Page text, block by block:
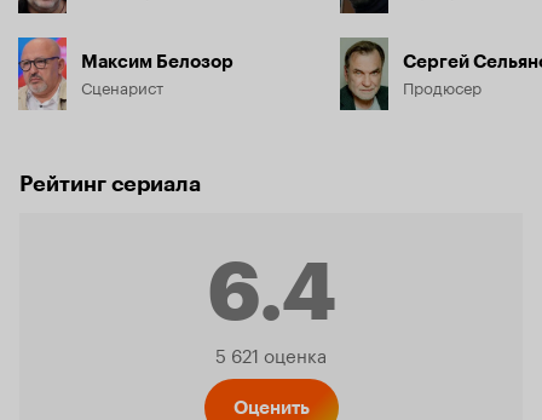
Максим Белозор
Сценарист
Сергей
Продюсер
Рейтинг сериала
6.4
Рейтинг
5 621 оценка
Оценить